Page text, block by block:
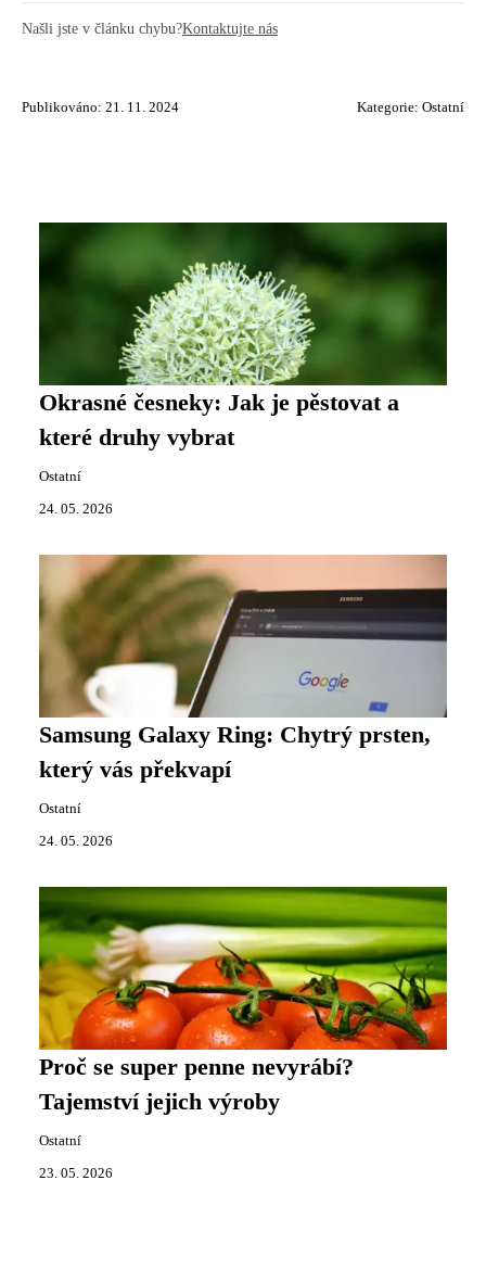
Našli jste v článku chybu?Kontaktujte nás
Publikováno: 21. 11. 2024 Kategorie: Ostatní
Okrasné česneky: Jak je pěstovat a
které druhy vybrat
Ostatní
24. 05. 2026
Samsung Galaxy Ring: Chytrý prsten,
který vás překvapí
Ostatní
24. 05. 2026
Proč se super penne nevyrábí?
Tajemství jejich výroby
Ostatní
23. 05. 2026